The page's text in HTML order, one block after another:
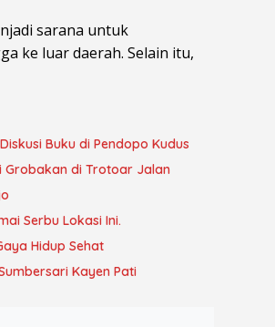
sarana untuk
ke luar daerah. Selain itu,
Buku di Pendopo Kudus
Grobakan di Trotoar Jalan
Serbu Lokasi Ini.
Hidup Sehat
Kayen Pati